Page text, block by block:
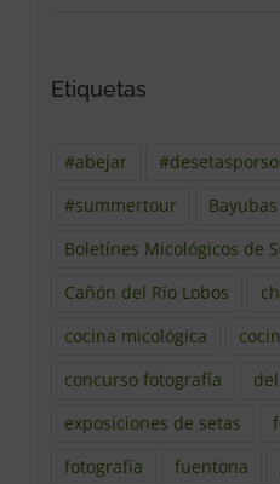
Etiquetas
#abejar
#summertour
Boletínes Micológicos de
Cañón del Río Lobos
cocina micológica
concurso fotografía
exposiciones de setas
fotografía
fuentona